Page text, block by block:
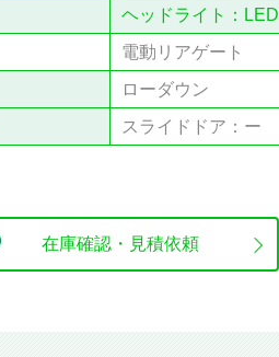
ヘッドライト：LED
電動リアゲート
ローダウン
スライドドア：ー
在庫確認・見積依頼